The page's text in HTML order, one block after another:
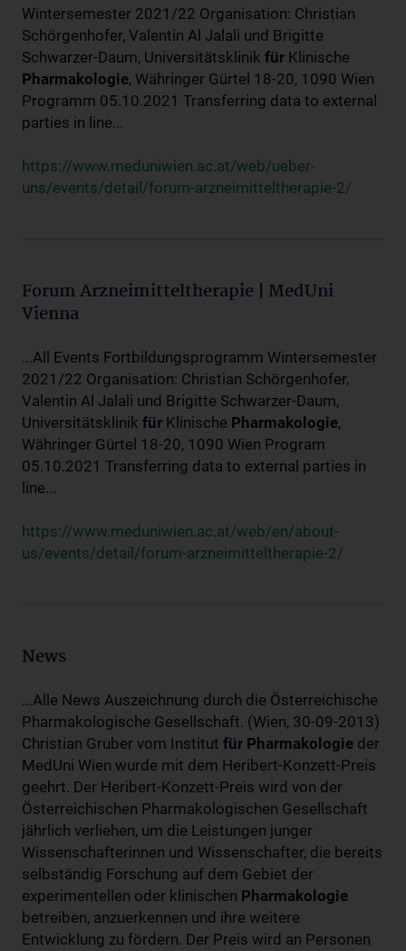
Wintersemester 2021/22 Organisation: Christian
Schörgenhofer, Valentin Al Jalali und Brigitte
Schwarzer-Daum, Universitätsklinik für Klinische
Pharmakologie, Währinger Gürtel 18-20, 1090 Wien
Programm 05.10.2021 Transferring data to external
parties in line...
https://www.meduniwien.ac.at/web/ueber-
uns/events/detail/forum-arzneimitteltherapie-2/
Forum Arzneimitteltherapie | MedUni
Vienna
...All Events Fortbildungsprogramm Wintersemester
2021/22 Organisation: Christian Schörgenhofer,
Valentin Al Jalali und Brigitte Schwarzer-Daum,
Universitätsklinik für Klinische Pharmakologie,
Währinger Gürtel 18-20, 1090 Wien Program
05.10.2021 Transferring data to external parties in
line...
https://www.meduniwien.ac.at/web/en/about-
us/events/detail/forum-arzneimitteltherapie-2/
News
...Alle News Auszeichnung durch die Österreichische
Pharmakologische Gesellschaft. (Wien, 30-09-2013)
Christian Gruber vom Institut für Pharmakologie der
MedUni Wien wurde mit dem Heribert-Konzett-Preis
geehrt. Der Heribert-Konzett-Preis wird von der
Österreichischen Pharmakologischen Gesellschaft
jährlich verliehen, um die Leistungen junger
Wissenschafterinnen und Wissenschafter, die bereits
selbständig Forschung auf dem Gebiet der
experimentellen oder klinischen Pharmakologie
betreiben, anzuerkennen und ihre weitere
Entwicklung zu fördern. Der Preis wird an Personen